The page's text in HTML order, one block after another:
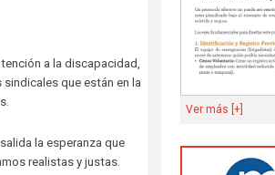
a la discapacidad,
que están en la
la esperanza que
realistas y justas.
Ver más [+]